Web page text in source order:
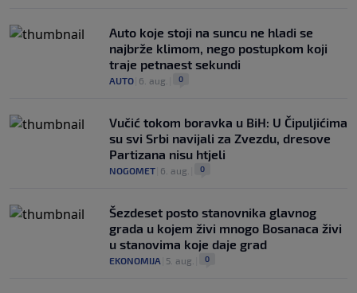
Auto koje stoji na suncu ne hladi se
najbrže klimom, nego postupkom koji
traje petnaest sekundi
AUTO 6. aug. 0
Vučić tokom boravka u BiH: U Čipuljićima
su svi Srbi navijali za Zvezdu, dresove
Partizana nisu htjeli
NOGOMET 6. aug. 0
Šezdeset posto stanovnika glavnog
grada u kojem živi mnogo Bosanaca živi
u stanovima koje daje grad
EKONOMIJA 5. aug. 0